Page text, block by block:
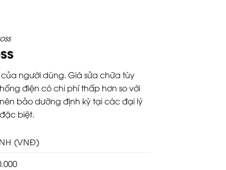
người dùng. Giá sửa chữa tùy
điện có chi phí thấp hơn so với
bảo dưỡng định kỳ tại các đại lý
biệt.
(VNĐ)